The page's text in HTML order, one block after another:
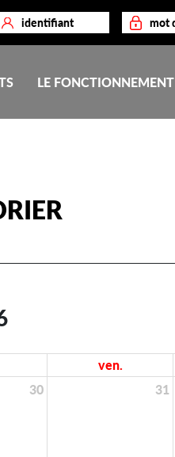
LE FONCTIONNEMENT
ven.
30 31